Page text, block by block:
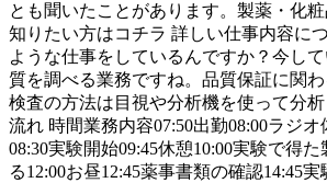
とも聞いたことがあります。製薬・化
知りたい方はコチラ 詳しい仕事内容に
ような仕事をしているんですか？今し
質を調べる業務ですね。品質保証に関わ
検査の方法は目視や分析機を使って分
流れ 時間業務内容07:50出勤08:00ラジオ
08:30実験開始09:45休憩10:00実験で得
る12:00お昼12:45薬事書類の確認14:45